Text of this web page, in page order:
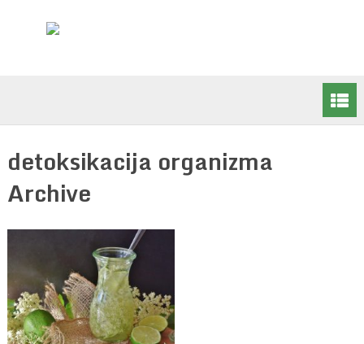
detoksikacija organizma
Archive